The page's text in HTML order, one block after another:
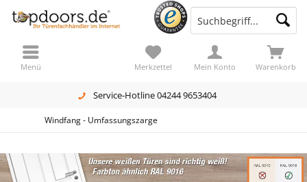
Service-Hotline 04244 9653404
Warenkorb
Merkzettel Mein Konto
Menü
Windfang - Umfassungszarge